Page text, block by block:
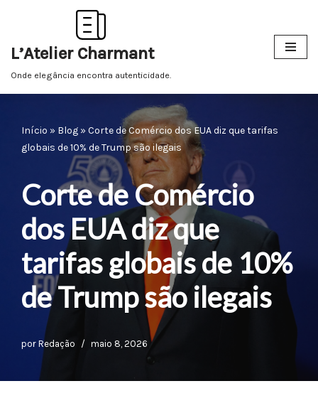
para
o
L’Atelier Charmant
Onde elegância encontra autenticidade.
Início » Blog » Corte de Comércio dos EUA diz que tarifas
globais de 10% de Trump são ilegais
Corte de Comércio
dos EUA diz que
tarifas globais de 10%
de Trump são ilegais
por Redação maio 8, 2026